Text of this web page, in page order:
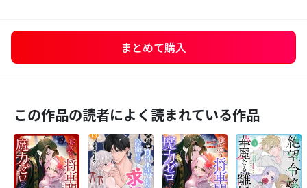
まとめて購入
この作品の読者によく読まれている作品